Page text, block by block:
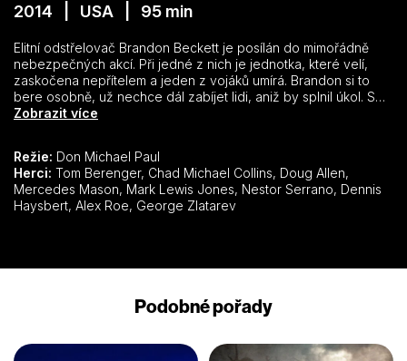
2014 | USA | 95 min
Elitní odstřelovač Brandon Beckett je posílán do mimořádně
nebezpečných akcí. Při jedné z nich je jednotka, které velí,
zaskočena nepřítelem a jeden z vojáků umírá. Brandon si to
bere osobně, už nechce dál zabíjet lidi, aniž by splnil úkol. Své
rozhodnutí odejít sděluje po návratu na základnu majoru
že někdo zabíjí přeživší členy tajné akce Sentinel. Brandonův
otec a dva další velící důstojníci jsou po smrti. Major dostává za
úkol vraha vypátrat. Pak plukovník nařídí Bidwellovi přesunout
se s oddílem odstřelovačů do Sýrie, aby ochránil dalšího
Zobrazit více
Režie: Don Michael Paul
Herci:
Mercedes Mason, Mark Lewis Jones, Nestor Serrano, Dennis
Haysbert, Alex Roe, George Zlatarev
Podobné pořady